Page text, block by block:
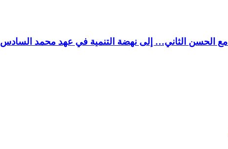
الحسن الثاني… إلى نهضة التنمية في عهد محمد السادس